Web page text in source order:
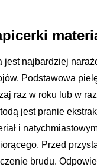
jest najbardziej
Podstawowa
raz w roku lub w
jest pranie
i
Przed
brudu.